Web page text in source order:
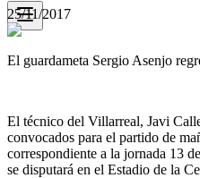
25/11/2017
El guardameta Sergio Asenjo
El técnico del Villarreal, Javi
convocados para el partido de
correspondiente a la jornada 13
se disputará en el Estadio de la